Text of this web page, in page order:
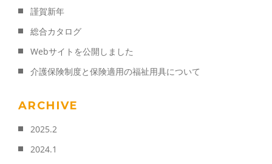
謹賀新年
総合カタログ
Webサイトを公開しました
介護保険制度と保険適用の福祉用具について
ARCHIVE
2025.2
2024.1